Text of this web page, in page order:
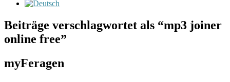
Beiträge verschlagwortet als “mp3 joiner
online free”
myFeragen